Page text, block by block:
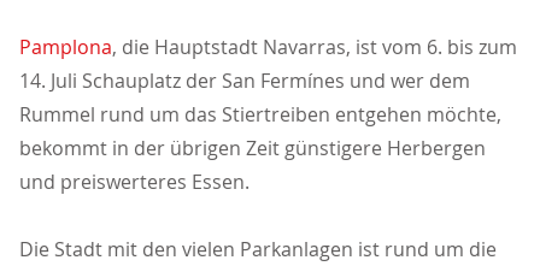
Pamplona, die Hauptstadt Navarras, ist vom 6. bis zum
14. Juli Schauplatz der San Fermínes und wer dem
Rummel rund um das Stiertreiben entgehen möchte,
bekommt in der übrigen Zeit günstigere Herbergen
und preiswerteres Essen.
Die Stadt mit den vielen Parkanlagen ist rund um die